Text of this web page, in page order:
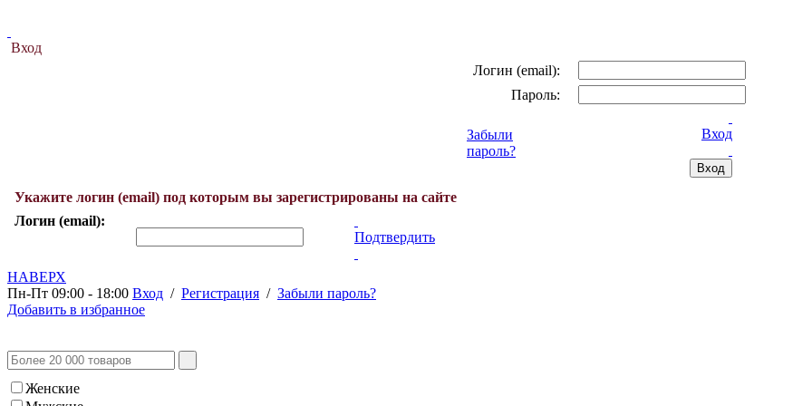
Вход
Логин (email):
Пароль:
Забыли
пароль?
Вход
Укажите логин (email) под которым вы зарегистрированы на сайте
Логин (email):
Подтвердить
НАВЕРХ
Пн-Пт 09:00 - 18:00 Вход / Регистрация / Забыли пароль?
Добавить в избранное
Женские